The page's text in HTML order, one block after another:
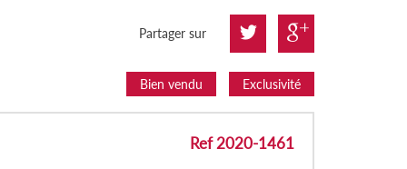
Partager sur
Bien vendu Exclusivité
Ref 2020-1461